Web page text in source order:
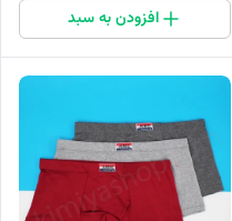
افزودن به سبد